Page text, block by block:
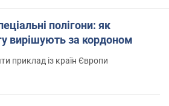
полігони: як
вирішують за кордоном
приклад із країн Європи